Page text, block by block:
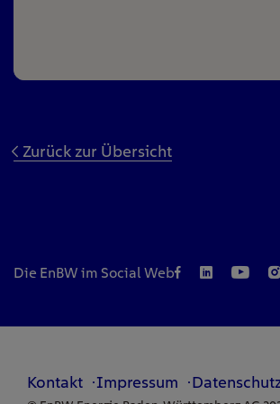
Zurück zur Übersicht
Die EnBW im Social Web
Kontakt Impressum